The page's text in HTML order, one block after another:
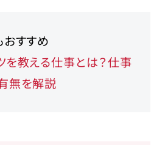
すすめ
を教える仕事とは？仕事
無を解説